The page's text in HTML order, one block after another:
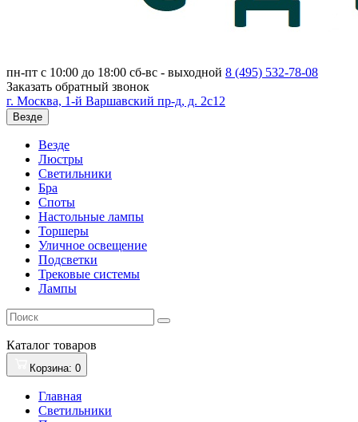
пн-пт с 10:00 до 18:00 сб-вс - выходной 8 (495) 532-78-08
Заказать обратный звонок
г. Москва, 1-й Варшавский пр-д, д. 2с12
Везде
Везде
Люстры
Светильники
Бра
Споты
Настольные лампы
Торшеры
Уличное освещение
Подсветки
Трековые системы
Лампы
Каталог товаров
Корзина: 0
Главная
Светильники